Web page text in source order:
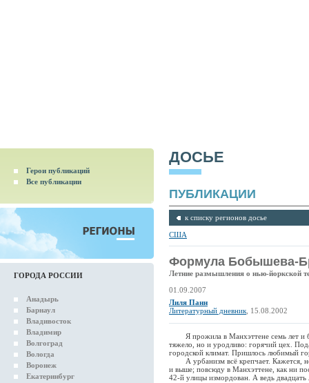
Герои публикаций
Все публикации
ГОРОДА РОССИИ
Анадырь
Барнаул
Владивосток
Владимир
Волгоград
Вологда
Воронеж
Екатеринбург
ДОСЬЕ
ПУБЛИКАЦИИ
к списку регионов досье
США
Формула Бобышева-
Летние размышления о нью-йоркской
01.09.2007
Лиля Панн
Литературный дневник , 15.08.2002
Я прожила в Манхэттене семь лет и
тяжело, но и уродливо: горячий цех.
городской климат. Пришлось любимый
А урбанизм всё крепчает. Кажется,
и выше; повсюду в Манхэттене, как ни
42-й улицы измордован. А ведь